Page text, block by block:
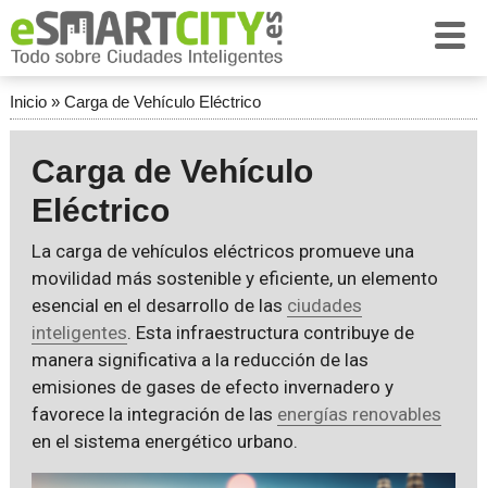
Inicio» Carga de Vehículo Eléctrico
Carga de Vehículo
Eléctrico
La carga de vehículos eléctricos promueve una
movilidad más sostenible y eficiente, un elemento
esencial en el desarrollo de las ciudades
inteligentes. Esta infraestructura contribuye de
manera significativa a la reducción de las
emisiones de gases de efecto invernadero y
favorece la integración de las energías renovables
en el sistema energético urbano.